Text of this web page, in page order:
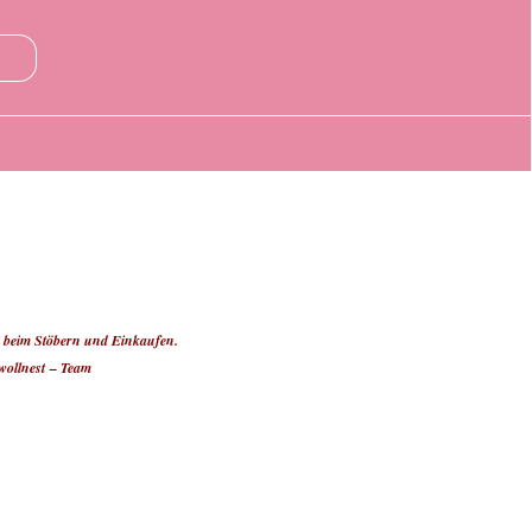
Stöbern und Einkaufen.
– Team